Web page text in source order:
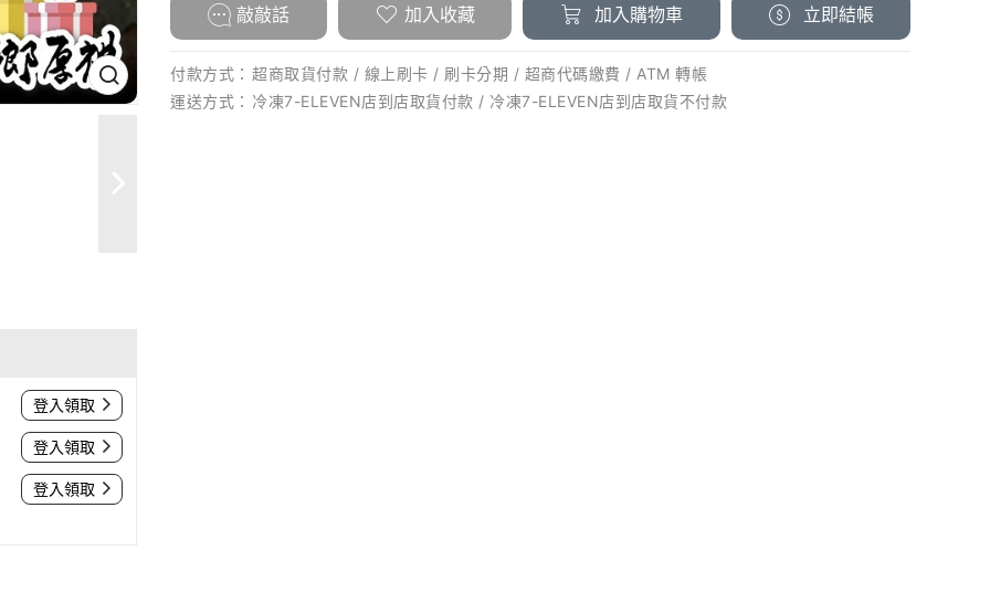
登入領取
登入領取
登入領取
敲敲話 加入收藏 加入購物車 立即結帳
付款方式： 超商取貨付款 / 線上刷卡 / 刷卡分期 / 超商代碼繳費 / ATM 轉帳
運送方式： 冷凍7-ELEVEN店到店取貨付款 / 冷凍7-ELEVEN店到店取貨不付款